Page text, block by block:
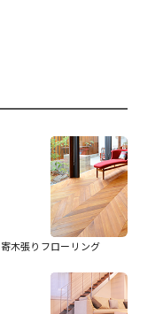
寄木張りフローリング